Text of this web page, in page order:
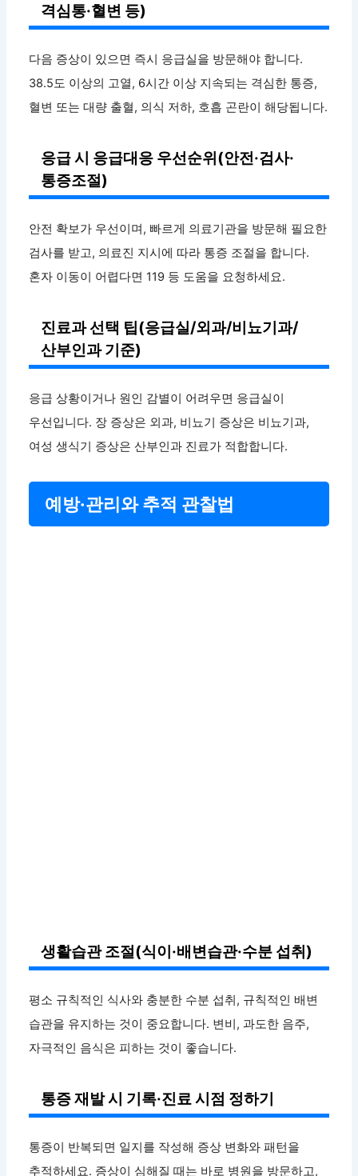
격심통·혈변 등)
다음 증상이 있으면 즉시 응급실을 방문해야 합니다.
38.5도 이상의 고열, 6시간 이상 지속되는 격심한 통증,
혈변 또는 대량 출혈, 의식 저하, 호흡 곤란이 해당됩니다.
응급 시 응급대응 우선순위(안전·검사·
통증조절)
안전 확보가 우선이며, 빠르게 의료기관을 방문해 필요한
검사를 받고, 의료진 지시에 따라 통증 조절을 합니다.
혼자 이동이 어렵다면 119 등 도움을 요청하세요.
진료과 선택 팁(응급실/외과/비뇨기과/
산부인과 기준)
응급 상황이거나 원인 감별이 어려우면 응급실이
우선입니다. 장 증상은 외과, 비뇨기 증상은 비뇨기과,
여성 생식기 증상은 산부인과 진료가 적합합니다.
예방·관리와 추적 관찰법
생활습관 조절(식이·배변습관·수분 섭취)
평소 규칙적인 식사와 충분한 수분 섭취, 규칙적인 배변
습관을 유지하는 것이 중요합니다. 변비, 과도한 음주,
자극적인 음식은 피하는 것이 좋습니다.
통증 재발 시 기록·진료 시점 정하기
통증이 반복되면 일지를 작성해 증상 변화와 패턴을
추적하세요. 증상이 심해질 때는 바로 병원을 방문하고,